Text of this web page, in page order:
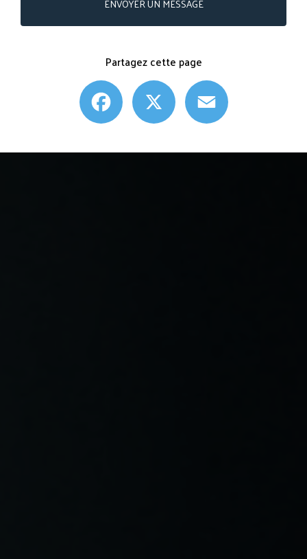
ENVOYER UN MESSAGE
Partagez cette page
Facebook